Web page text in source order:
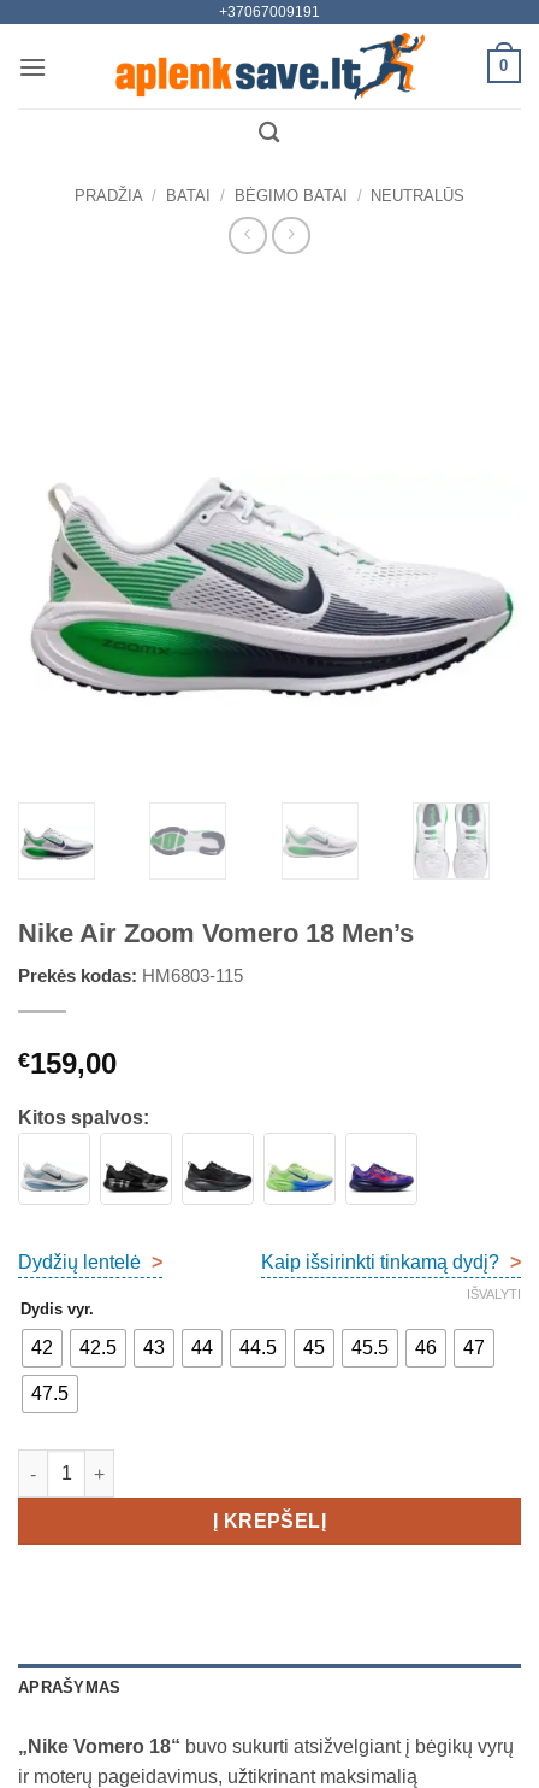
content
+37067009191
0
PRADŽIA / BATAI / BĖGIMO BATAI / NEUTRALŪS
Nike Air Zoom Vomero 18 Men’s
Prekės kodas: HM6803-115
€159,00
Kitos spalvos:
Dydžių lentelė > Kaip išsirinkti tinkamą dydį? >
Dydis vyr.
42 42.5 43 44 44.5 45 45.5 46 47
47.5
IŠVALYTI
produkto kiekis: Nike Air Zoom Vomero 18 Men's
Į KREPŠELĮ
APRAŠYMAS
„Nike Vomero 18“ buvo sukurti atsižvelgiant į bėgikų vyrų
ir moterų pageidavimus, užtikrinant maksimalią